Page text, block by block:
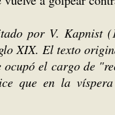
por V.
XIX. El texto
el cargo de
que en la